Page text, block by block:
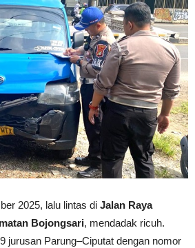
2025, lalu lintas di Jalan Raya
Bojongsari, mendadak ricuh.
jurusan Parung–Ciputat dengan nomor